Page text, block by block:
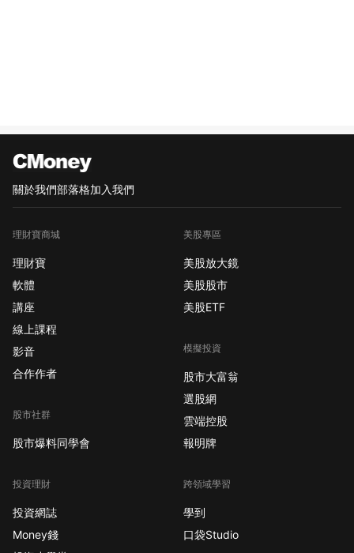
關於我們部落格加入我們
理財寶商城
理財寶
軟體
講座
線上課程
影音
合作作者
股市社群
股市爆料同學會
投資理財
投資網誌
Money錢
美股專區
美股放大鏡
美股股市
美股ETF
模擬投資
股市大富翁
選股網
雲端控股
報明牌
跨領域學習
學到
口袋Studio